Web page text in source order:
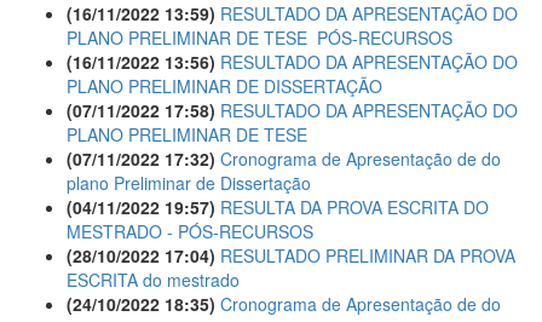
(16/11/2022 13:59) RESULTADO DA APRESENTAÇÃO DO
PLANO PRELIMINAR DE TESE  PÓS-RECURSOS
(16/11/2022 13:56) RESULTADO DA APRESENTAÇÃO DO
PLANO PRELIMINAR DE DISSERTAÇÃO
(07/11/2022 17:58) RESULTADO DA APRESENTAÇÃO DO
PLANO PRELIMINAR DE TESE
(07/11/2022 17:32) Cronograma de Apresentação de do
plano Preliminar de Dissertação
(04/11/2022 19:57) RESULTA DA PROVA ESCRITA DO
MESTRADO - PÓS-RECURSOS
(28/10/2022 17:04) RESULTADO PRELIMINAR DA PROVA
ESCRITA do mestrado
(24/10/2022 18:35) Cronograma de Apresentação de do